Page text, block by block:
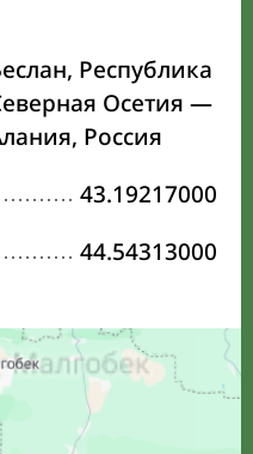
Республика
Осетия —
Россия
43.19217000
44.54313000